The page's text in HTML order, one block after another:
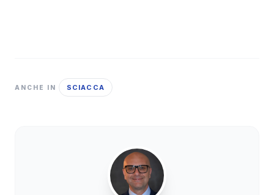
ANCHE IN SCIACCA